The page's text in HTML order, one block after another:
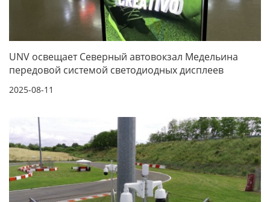
UNV освещает Северный автовокзал Медельина
передовой системой светодиодных дисплеев
2025-08-11